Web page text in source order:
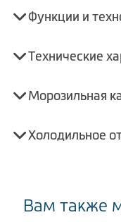
Функции и
Технические
Морозильная
Холодильное
Вам также